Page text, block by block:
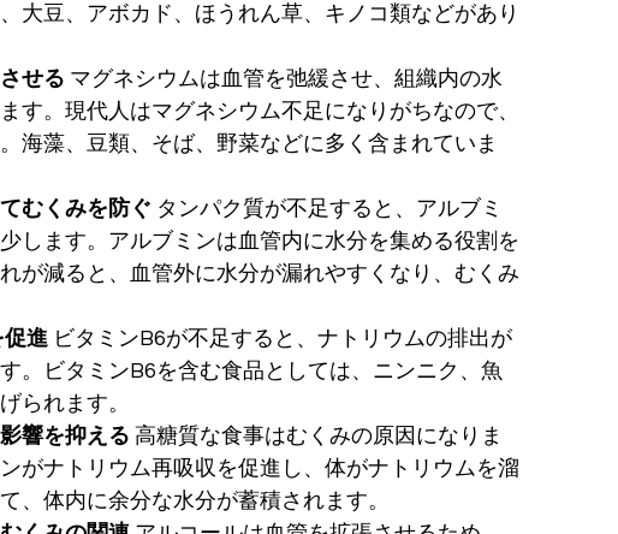
大豆、アボカド、ほうれん草、キノコ類などがあり
せる マグネシウムは血管を弛緩させ、組織内の水
す。現代人はマグネシウム不足になりがちなので、
海藻、豆類、そば、野菜などに多く含まれていま
むくみを防ぐ タンパク質が不足すると、アルブミ
します。アルブミンは血管内に水分を集める役割を
が減ると、血管外に水分が漏れやすくなり、むくみ
促進 ビタミンB6が不足すると、ナトリウムの排出が
。ビタミンB6を含む食品としては、ニンニク、魚
られます。
響を抑える 高糖質な食事はむくみの原因になりま
がナトリウム再吸収を促進し、体がナトリウムを溜
、体内に余分な水分が蓄積されます。